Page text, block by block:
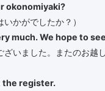
okonomiyaki?
いかがでしたか？）
much. We hope to
ざいました。またのお越
the register.